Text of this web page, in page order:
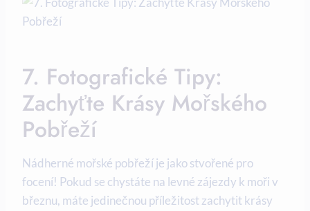
7.⁢ Fotografické⁢ Tipy:
Zachyťte ⁢Krásy ⁤Mořského⁤
Pobřeží
Nádherné ⁣mořské pobřeží je jako stvořené pro
focení! Pokud se chystáte‍ na⁤ levné zájezdy⁢ k moři ⁣v
březnu, ⁤máte ⁤jedinečnou příležitost zachytit krásy